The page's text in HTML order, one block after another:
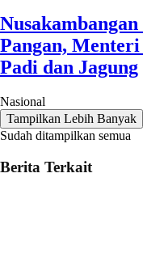
Pangan,
Padi dan Jagung
Nasional
Tampilkan Lebih Banyak
Sudah ditampilkan semua
Berita Terkait